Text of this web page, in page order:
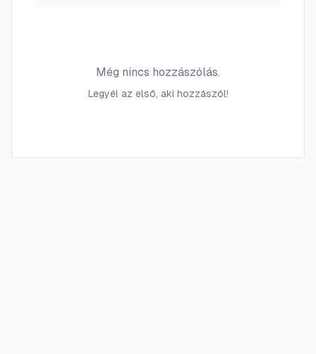
Még nincs hozzászólás.
Legyél az első, aki hozzászól!